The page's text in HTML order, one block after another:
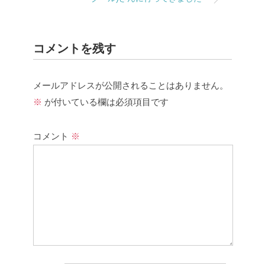
コメントを残す
メールアドレスが公開されることはありません。
※ が付いている欄は必須項目です
コメント ※